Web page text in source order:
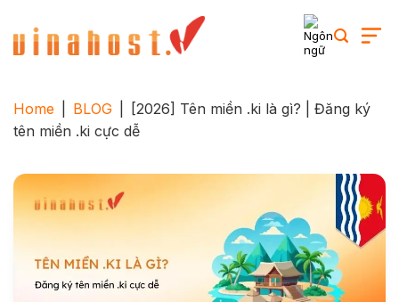
content
Home BLOG
[2026] Tên miền .ki là gì? | Đăng ký
tên miền .ki cực dễ